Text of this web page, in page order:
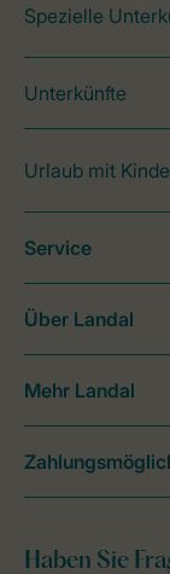
Spezielle
Unterkünfte
Urlaub mit
Haben Sie
Service
Über Landal
Mehr Landal